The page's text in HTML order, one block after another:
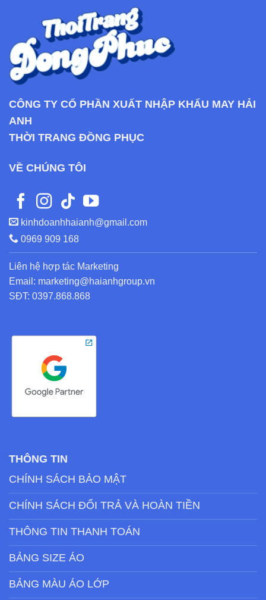
CÔNG TY CỔ PHẦN XUẤT NHẬP KHẨU MAY HẢI
ANH
THỜI TRANG ĐỒNG PHỤC
VỀ CHÚNG TÔI
kinhdoanhhaianh@gmail.com
0969 909 168
Liên hệ hợp tác Marketing
Email: marketing@haianhgroup.vn
SĐT: 0397.868.868
THÔNG TIN
CHÍNH SÁCH BẢO MẬT
CHÍNH SÁCH ĐỔI TRẢ VÀ HOÀN TIỀN
THÔNG TIN THANH TOÁN
BẢNG SIZE ÁO
BẢNG MÀU ÁO LỚP